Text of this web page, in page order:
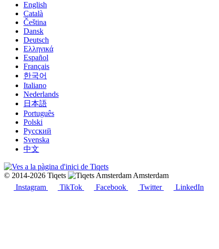
English
Català
Čeština
Dansk
Deutsch
Ελληνικά
Español
Français
한국어
Italiano
Nederlands
日本語
Português
Polski
Русский
Svenska
中文
© 2014-2026 Tiqets
Amsterdam
Instagram
TikTok Facebook Twitter LinkedIn